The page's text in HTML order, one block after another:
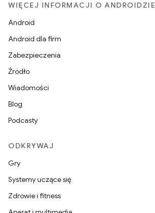
WIĘCEJ INFORMACJI O ANDROIDZIE
Android
Android dla firm
Zabezpieczenia
Źródło
Wiadomości
Blog
Podcasty
ODKRYWAJ
Gry
Systemy uczące się
Zdrowie i fitness